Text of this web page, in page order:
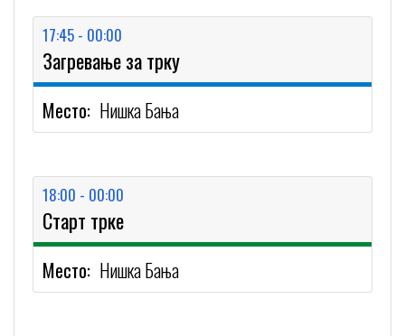
17:45 - 00:00
Загревање за трку
Место: Нишка Бања
18:00 - 00:00
Старт трке
Место: Нишка Бања